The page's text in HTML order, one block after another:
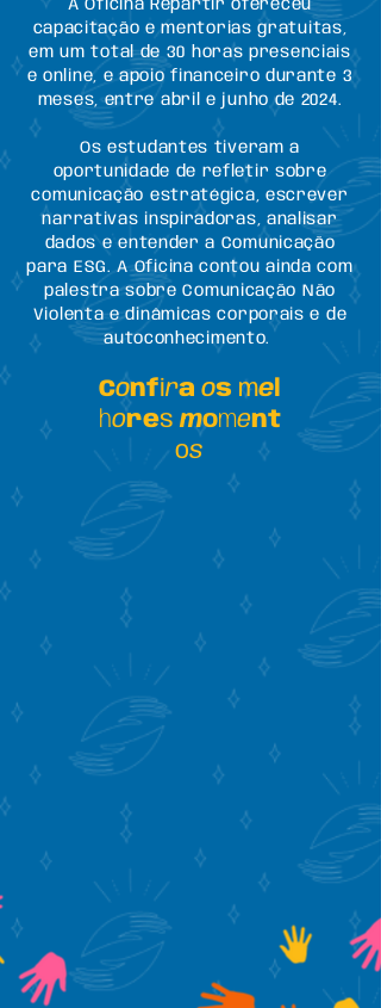
A Oficina Repartir ofereceu
capacitação e mentorias gratuitas,
em um total de 30 horas presenciais
e online, e apoio financeiro durante 3
meses, entre abril e junho de 2024.
Os estudantes tiveram a
oportunidade de refletir sobre
comunicação estratégica, escrever
narrativas inspiradoras, analisar
dados e entender a Comunicação
para ESG. A Oficina contou ainda com
palestra sobre Comunicação Não
Violenta e dinâmicas corporais e de
autoconhecimento.
Confira os mel
horesmoment
os